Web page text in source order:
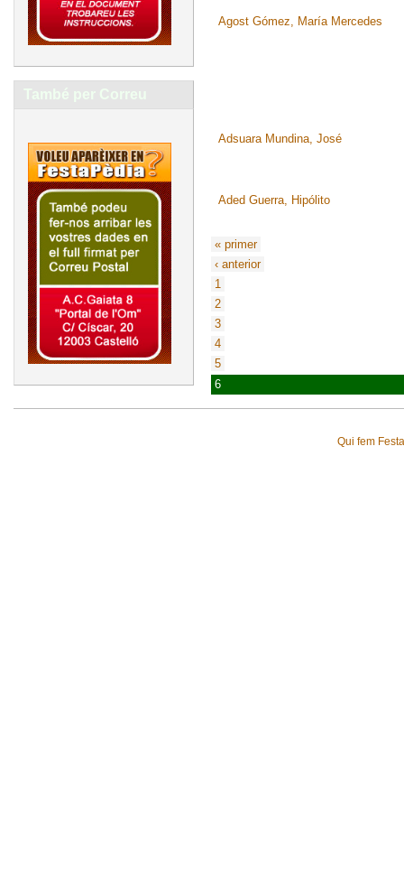
També per Correu
Agost Gómez, María Mercedes
Adsuara Mundina, José
Aded Guerra, Hipólito
« primer
‹ anterior
1
2
3
4
5
6
Qui fem